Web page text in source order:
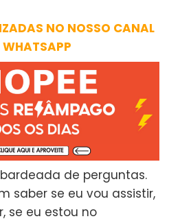
NO NOSSO CANAL
WHATSAPP
de perguntas.
saber se eu vou assistir,
se eu estou no